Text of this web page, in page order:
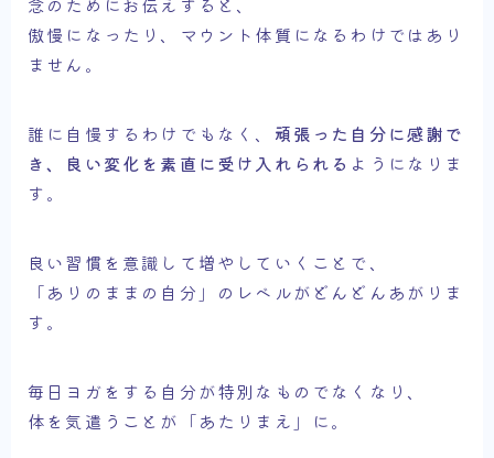
傲慢になったり、マウント体質になるわけではあり
ません。
誰に自慢するわけでもなく、 頑張った自分に感謝で
き、良い変化を素直に受け入れられる ようになりま
す。
良い習慣を意識して増やしていくことで、
「ありのままの自分」のレベルがどんどんあがりま
す。
毎日ヨガをする自分が特別なものでなくなり、
体を気遣うことが「あたりまえ」に。